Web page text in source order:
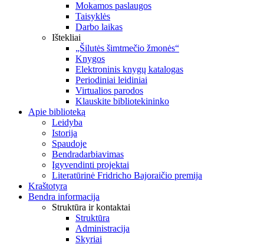
Mokamos paslaugos
Taisyklės
Darbo laikas
Ištekliai
„Šilutės šimtmečio žmonės“
Knygos
Elektroninis knygų katalogas
Periodiniai leidiniai
Virtualios parodos
Klauskite bibliotekininko
Apie biblioteką
Leidyba
Istorija
Spaudoje
Bendradarbiavimas
Įgyvendinti projektai
Literatūrinė Fridricho Bajoraičio premija
Kraštotyra
Bendra informacija
Struktūra ir kontaktai
Struktūra
Administracija
Skyriai